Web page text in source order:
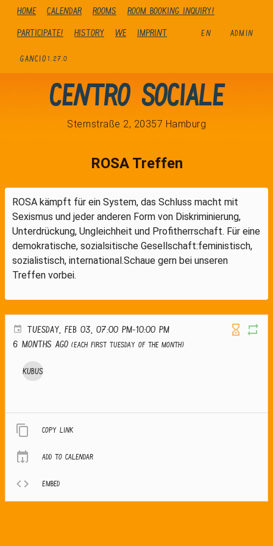
Home Calendar Rooms
Room booking inquiry!
Participate!
history We Imprint EN ADMIN
GANCIO 1.27.0
Centro Sociale
Sternstraße 2, 20357 Hamburg
ROSA Treffen
ROSA kämpft für ein System, das Schluss macht mit
Sexismus und jeder anderen Form von Diskriminierung,
Unterdrückung, Ungleichheit und Profitherrschaft. Für eine
demokratische, sozialsitische Gesellschaft:feministisch,
sozialistisch, international.Schaue gern bei unseren
Treffen vorbei.
TUESDAY, FEB 03, 07:00 PM-10:00 PM
6 months ago (Each first Tuesday of the month)
Kubus
Copy link
Add to calendar
Embed